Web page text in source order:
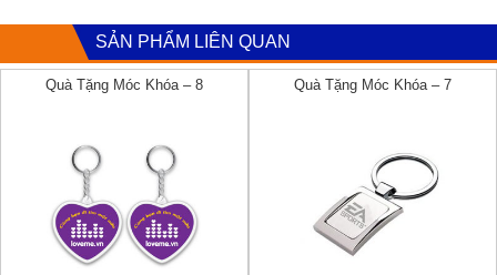
SẢN PHẨM LIÊN QUAN
Quà Tặng Móc Khóa – 8 Quà Tặng Móc Khóa – 7